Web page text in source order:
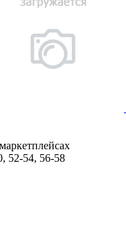
, 52-54, 56-58